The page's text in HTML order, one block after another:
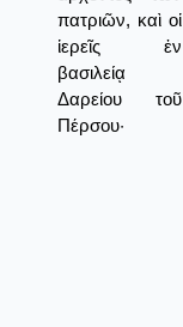
πατριῶν, καὶ οἱ
ἱερεῖς ἐν
βασιλείᾳ
Δαρείου τοῦ
Πέρσου·